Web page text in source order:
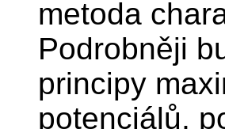
metoda
Podrobněji
principy
potenciálů,